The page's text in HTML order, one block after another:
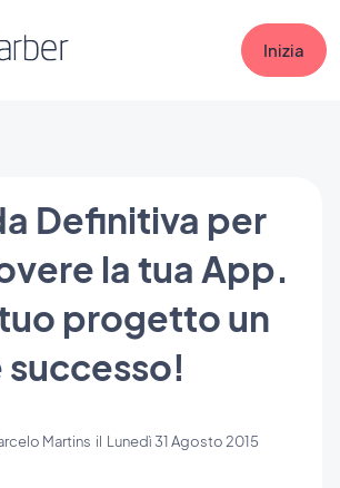
Inizia
Definitiva per
la tua App.
progetto un
Martins il Lunedì 31 Agosto 2015